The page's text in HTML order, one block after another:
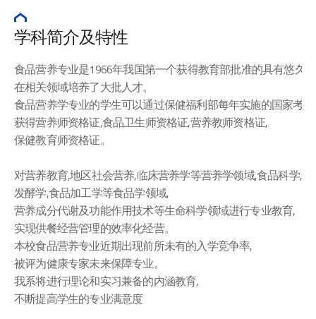
学科简介及特性
食品营养专业是1966年我国第一个获得教育部批准的具有悠久
在相关领域培养了大批人才。
食品营养学专业的学生可以通过保健福利部每年实施的国家考试,
获得营养师资格证,食品卫生师资格证,营养教师资格证,
保健教育师资格证。
对营养教育,地区社会营养,临床营养学等营养学领域,食品科学,
发酵学,食品加工学等食品学领域,
营养成分代谢及功能作用技术等生命科学领域进行专业教育,
实现供餐经营管理的效率化经营。
本校食品营养专业近期出现前所未有的入学竞争率,
被评为健康专家未来保障专业。
我系将进行理论和实习兼备的内涵教育,
不断提高学生的专业满意度